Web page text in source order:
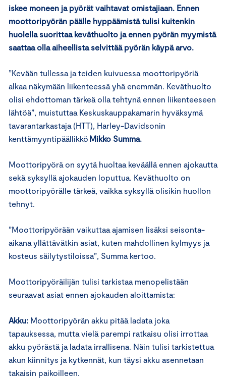
iskee moneen ja pyörät vaihtavat omistajiaan. Ennen
moottoripyörän päälle hyppäämistä tulisi kuitenkin
huolella suorittaa keväthuolto ja ennen pyörän myymistä
saattaa olla aiheellista selvittää pyörän käypä arvo.
”Kevään tullessa ja teiden kuivuessa moottoripyöriä
alkaa näkymään liikenteessä yhä enemmän. Keväthuolto
olisi ehdottoman tärkeä olla tehtynä ennen liikenteeseen
lähtöä”, muistuttaa Keskuskauppakamarin hyväksymä
tavarantarkastaja (HTT), Harley-Davidsonin
kenttämyyntipäällikkö Mikko Summa.
Moottoripyörä on syytä huoltaa keväällä ennen ajokautta
sekä syksyllä ajokauden loputtua. Keväthuolto on
moottoripyörälle tärkeä, vaikka syksyllä olisikin huollon
tehnyt.
”Moottoripyörään vaikuttaa ajamisen lisäksi seisonta-
aikana yllättävätkin asiat, kuten mahdollinen kylmyys ja
kosteus säilytystiloissa”, Summa kertoo.
Moottoripyöräilijän tulisi tarkistaa menopelistään
seuraavat asiat ennen ajokauden aloittamista:
Akku: Moottoripyörän akku pitää ladata joka
tapauksessa, mutta vielä parempi ratkaisu olisi irrottaa
akku pyörästä ja ladata irrallisena. Näin tulisi tarkistettua
akun kiinnitys ja kytkennät, kun täysi akku asennetaan
takaisin paikoilleen.